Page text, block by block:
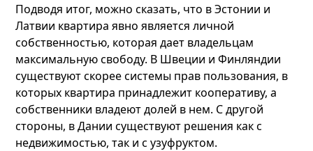
Подводя итог, можно сказать, что в Эстонии и
Латвии квартира явно является личной
собственностью, которая дает владельцам
максимальную свободу. В Швеции и Финляндии
существуют скорее системы прав пользования, в
которых квартира принадлежит кооперативу, а
собственники владеют долей в нем. С другой
стороны, в Дании существуют решения как с
недвижимостью, так и с узуфруктом.